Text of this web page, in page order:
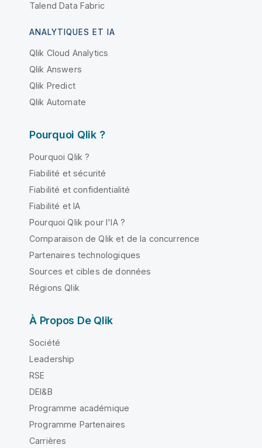
Talend Data Fabric
ANALYTIQUES ET IA
Qlik Cloud Analytics
Qlik Answers
Qlik Predict
Qlik Automate
Pourquoi Qlik ?
Pourquoi Qlik ?
Fiabilité et sécurité
Fiabilité et confidentialité
Fiabilité et IA
Pourquoi Qlik pour l'IA ?
Comparaison de Qlik et de la concurrence
Partenaires technologiques
Sources et cibles de données
Régions Qlik
À Propos De Qlik
Société
Leadership
RSE
DEI&B
Programme académique
Programme Partenaires
Carrières